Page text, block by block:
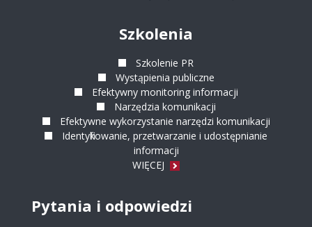
Szkolenia
Szkolenie PR
Wystąpienia publiczne
Efektywny monitoring informacji
Narzędzia komunikacji
Efektywne wykorzystanie narzędzi komunikacji
Identyfikowanie, przetwarzanie i udostępnianie
informacji
WIĘCEJ
Pytania i odpowiedzi